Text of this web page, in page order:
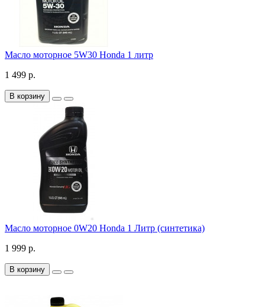
Масло моторное 5W30 Honda 1 литр
1 499 р.
В корзину
Масло моторное 0W20 Honda 1 Литр (синтетика)
1 999 р.
В корзину